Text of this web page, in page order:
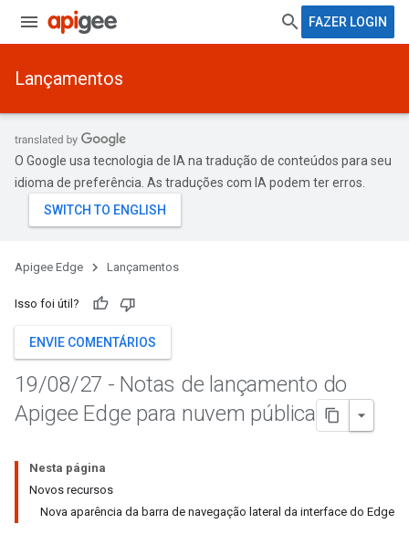
FAZER LOGIN
Lançamentos
O Google usa tecnologia de IA na tradução de conteúdos para seu
idioma de preferência. As traduções com IA podem ter erros.
Apigee Edge Lançamentos
Isso foi útil?
ENVIE COMENTÁRIOS
19/08/27 - Notas de lançamento do
Apigee Edge para nuvem pública
Nesta página
Novos recursos
Nova aparência da barra de navegação lateral da interface do Edge